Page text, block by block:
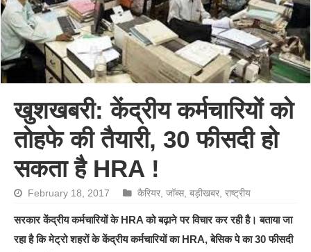
खुशखबरी: केंद्रीय कर्मचारियों को
तोहफे की तैयारी, 30 फीसदी हो
सकता है HRA !
February 18, 2017 कैरियर,जॉब्स,बड़ीखबर,राष्ट्रीय
सरकार केंद्रीय कर्मचारियों के HRA को बढ़ाने पर विचार कर रही है। बताया जा
रहा है कि मेट्रो शहरों के केंद्रीय कर्मचारियों का HRA, बेसिक पे का 30 फीसदी